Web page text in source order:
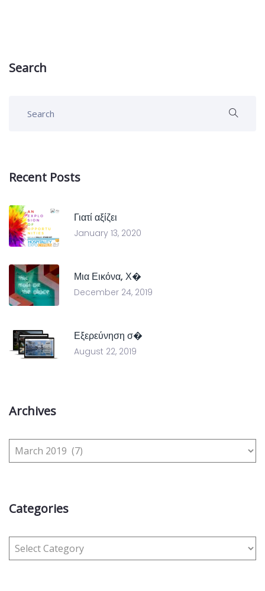
Search
Recent Posts
Γιατί αξίζει
January 13, 2020
Μια Εικόνα, Χ�
December 24, 2019
Εξερεύνηση σ�
August 22, 2019
Archives
Categories